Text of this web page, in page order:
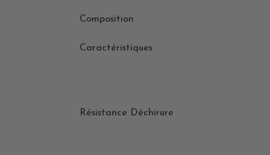
Composition
Caractéristiques
Résistance Déchirure